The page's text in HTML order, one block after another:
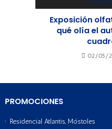
Exposición
qué olía el
02/05/
PROMOCIONES
Residencial Atlantis, Móstoles